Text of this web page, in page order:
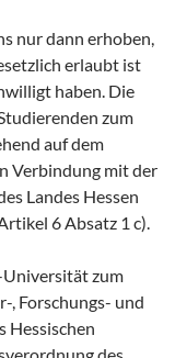
nur dann erhoben,
erlaubt ist
haben. Die
zum
auf dem
Verbindung mit der
Landes Hessen
6 Absatz 1 c).
Universität zum
, Forschungs- und
Hessischen